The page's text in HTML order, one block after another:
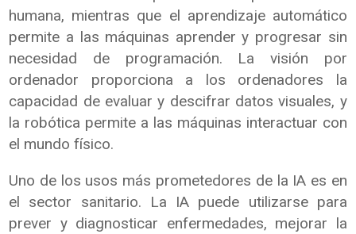
humana, mientras que el aprendizaje automático
permite a las máquinas aprender y progresar sin
necesidad de programación. La visión por
ordenador proporciona a los ordenadores la
capacidad de evaluar y descifrar datos visuales, y
la robótica permite a las máquinas interactuar con
el mundo físico.
Uno de los usos más prometedores de la IA es en
el sector sanitario. La IA puede utilizarse para
prever y diagnosticar enfermedades, mejorar la